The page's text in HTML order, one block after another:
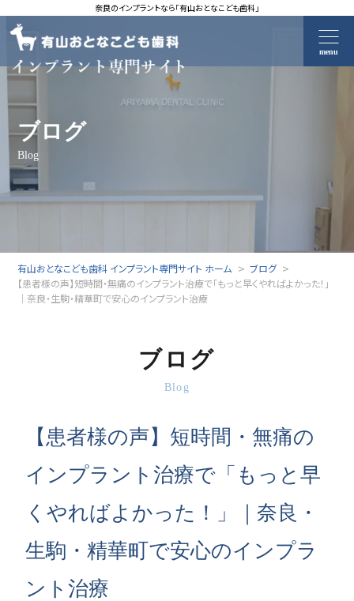
奈良のインプラントなら「有山おとなこども歯科」
menu
ブログ
Blog
有山おとなこども歯科 インプラント専門サイト ホーム
ブログ
【患者様の声】短時間・無痛のインプラント治療で「もっと早くやればよかった！」
｜奈良・生駒・精華町で安心のインプラント治療
ブログ
Blog
【患者様の声】短時間・無痛の
インプラント治療で「もっと早
くやればよかった！」｜奈良・
生駒・精華町で安心のインプラ
ント治療